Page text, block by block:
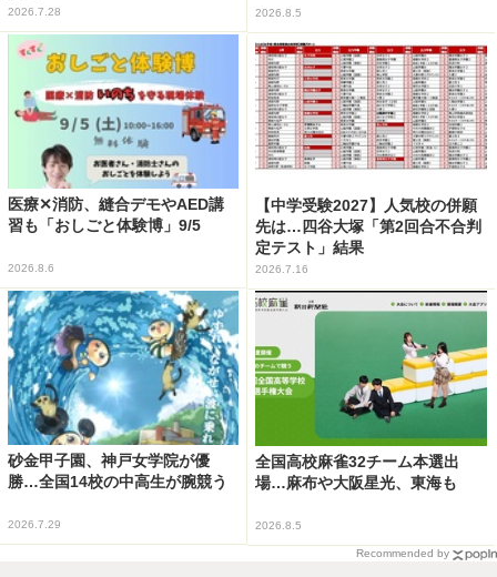
2026.7.28 2026.8.5
医療✕消防、縫合デモやAED講
習も「おしごと体験博」9/5
2026.8.6
【中学受験2027】人気校の併願
先は…四谷大塚「第2回合不合判
定テスト」結果
2026.7.16
砂金甲子園、神戸女学院が優
勝…全国14校の中高生が腕競う
2026.7.29
全国高校麻雀32チーム本選出
場…麻布や大阪星光、東海も
2026.8.5
Recommended by